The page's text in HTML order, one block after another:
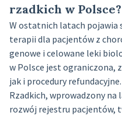
rzadkich w Polsce?
W ostatnich latach pojawia
terapii dla pacjentów z
genowe i celowane leki
w Polsce jest ograniczona,
jak i procedury
Rzadkich, wprowadzony na
rozwój rejestru pacjentów,